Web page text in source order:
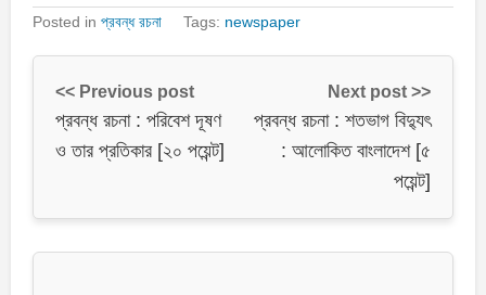
Posted in প্রবন্ধ রচনা Tags: newspaper
<< Previous post
প্রবন্ধ রচনা : পরিবেশ দূষণ
ও তার প্রতিকার [২০ পয়েন্ট]
Next post >>
প্রবন্ধ রচনা : শতভাগ বিদ্যুৎ
: আলোকিত বাংলাদেশ [৫
পয়েন্ট]